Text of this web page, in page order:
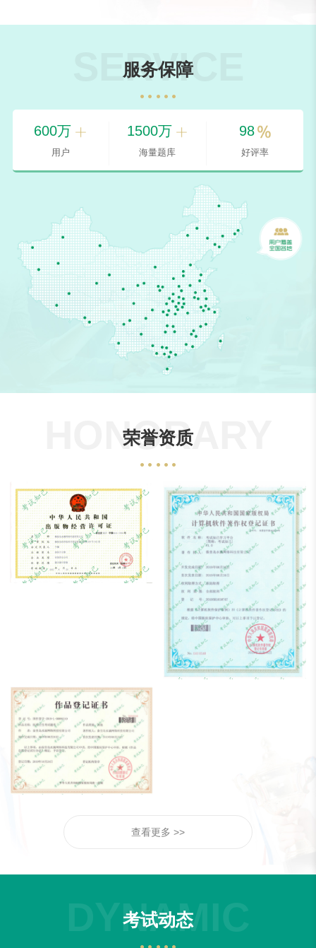
服务保障
SERVICE
600万
用户
1500万
海量题库
98
好评率
荣誉资质
HONORARY
查看更多 >>
考试动态
DYNAMIC